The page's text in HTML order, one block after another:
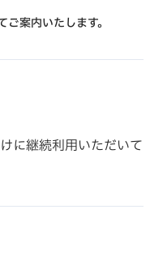
案内いたします。
に継続利用いただいて